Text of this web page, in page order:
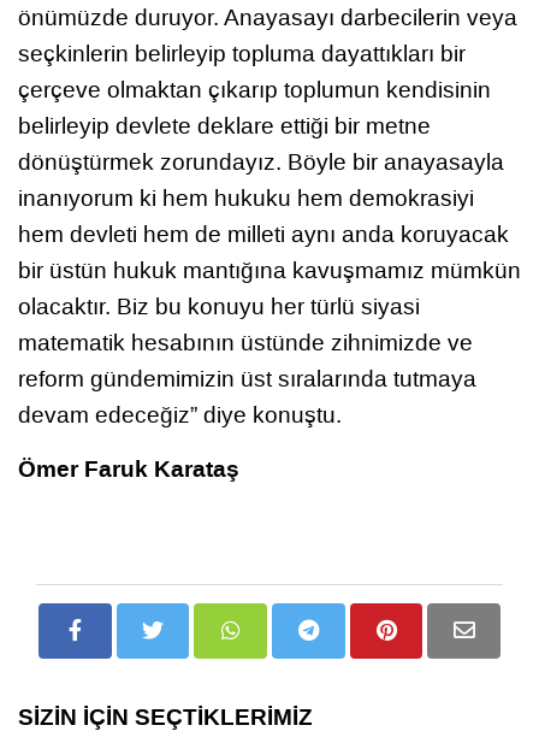
önümüzde duruyor. Anayasayı darbecilerin veya
seçkinlerin belirleyip topluma dayattıkları bir
çerçeve olmaktan çıkarıp toplumun kendisinin
belirleyip devlete deklare ettiği bir metne
dönüştürmek zorundayız. Böyle bir anayasayla
inanıyorum ki hem hukuku hem demokrasiyi
hem devleti hem de milleti aynı anda koruyacak
bir üstün hukuk mantığına kavuşmamız mümkün
olacaktır. Biz bu konuyu her türlü siyasi
matematik hesabının üstünde zihnimizde ve
reform gündemimizin üst sıralarında tutmaya
devam edeceğiz” diye konuştu.
Ömer Faruk Karataş
SİZİN İÇİN SEÇTİKLERİMİZ